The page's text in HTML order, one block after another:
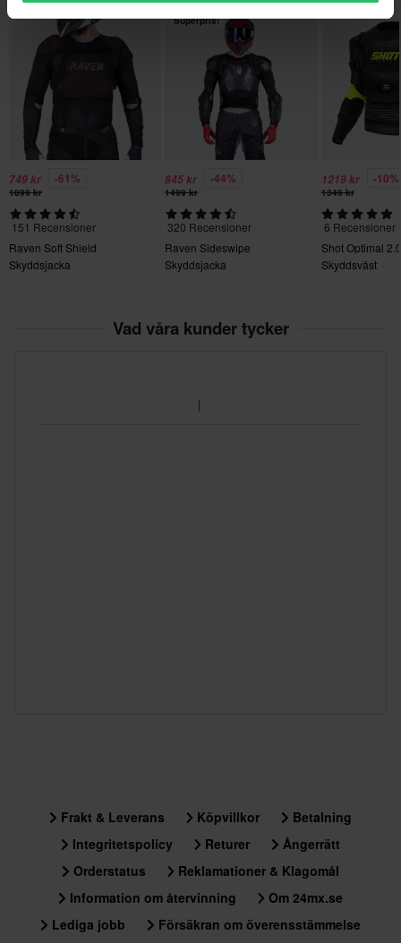
749 kr -61%
1899 kr
151 Recensioner
Raven Soft Shield
Skyddsjacka
Superpris!
845 kr -44%
1499 kr
320 Recensioner
Raven Sideswipe
Skyddsjacka
1219 kr -10%
1349 kr
6 Recensioner
Shot Optimal
Skyddsväst
Vad våra kunder tycker
Frakt & Leverans Köpvillkor
Betalning
Integritetspolicy
Returer
Ångerrätt
Orderstatus
Reklamationer & Klagomål
Information om återvinning
Om 24mx.se
Lediga jobb
Försäkran om överensstämmelse